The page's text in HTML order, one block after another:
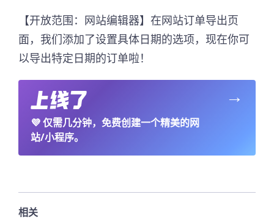
【开放范围：网站编辑器】在网站订单导出页
面，我们添加了设置具体日期的选项，现在你可
以导出特定日期的订单啦！
💜仅需几分钟，免费创建一个精美的网
站/小程序。
→
相关